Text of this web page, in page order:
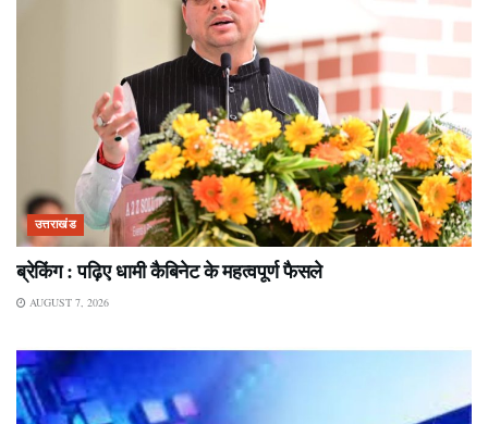
उत्तराखंड
ब्रेकिंग : पढ़िए धामी कैबिनेट के महत्वपूर्ण फैसले
AUGUST 7, 2026